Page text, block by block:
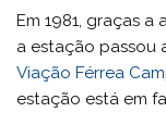
Em 1981, graças a
a estação passou
Viação Férrea
estação está em